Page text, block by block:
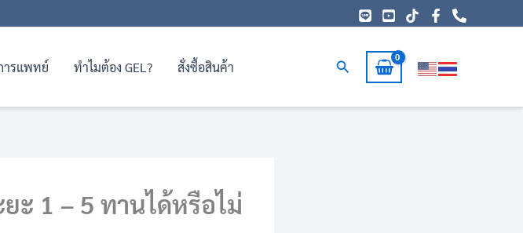
ารแพทย์ ทำไมต้อง GEL? สั่งซื้อสินค้า Search
ยะ 1 – 5 ทานได้หรือไม่